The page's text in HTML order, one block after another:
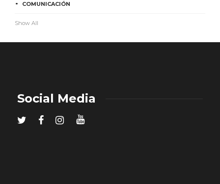
COMUNICACIÓN
Show All
Social Media